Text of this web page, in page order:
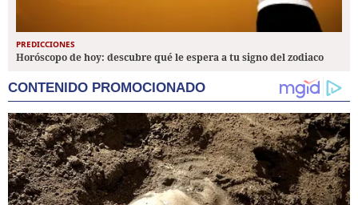
PREDICCIONES
Horóscopo de hoy: descubre qué le espera a tu signo del zodiaco
CONTENIDO PROMOCIONADO